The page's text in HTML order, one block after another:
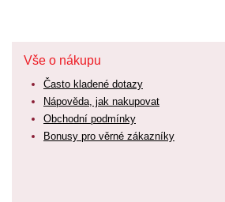
Vše o nákupu
Často kladené dotazy
Nápověda, jak nakupovat
Obchodní podmínky
Bonusy pro věrné zákazníky